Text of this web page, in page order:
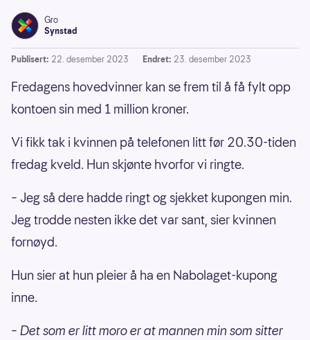
Gro
Synstad
Publisert: 22. desember 2023 Endret: 23. desember 2023
Fredagens hovedvinner kan se frem til å få fylt opp
kontoen sin med 1 million kroner.
Vi fikk tak i kvinnen på telefonen litt før 20.30-tiden
fredag kveld. Hun skjønte hvorfor vi ringte.
– Jeg så dere hadde ringt og sjekket kupongen min.
Jeg trodde nesten ikke det var sant, sier kvinnen
fornøyd.
Hun sier at hun pleier å ha en Nabolaget-kupong
inne.
– Det som er litt moro er at mannen min som sitter